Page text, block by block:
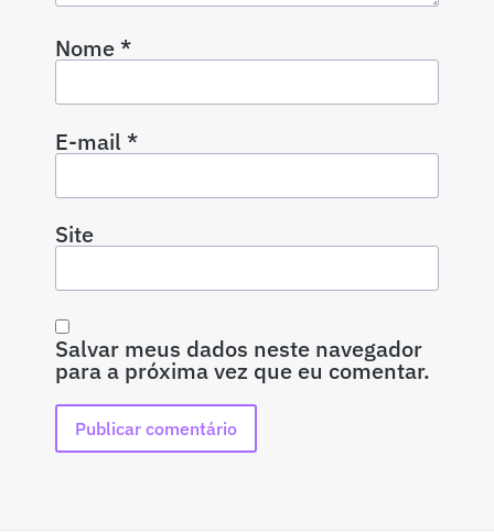
Nome*
E-mail*
Site
Salvar meus dados neste navegador
para a próxima vez que eu comentar.